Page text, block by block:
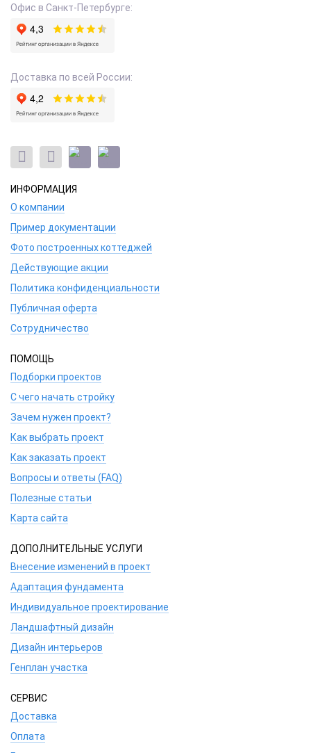
Офис в Санкт-Петербурге:
Доставка по всей России:
ИНФОРМАЦИЯ
О компании
Пример документации
Фото построенных коттеджей
Действующие акции
Политика конфиденциальности
Публичная оферта
Сотрудничество
ПОМОЩЬ
Подборки проектов
С чего начать стройку
Зачем нужен проект?
Как выбрать проект
Как заказать проект
Вопросы и ответы (FAQ)
Полезные статьи
Карта сайта
ДОПОЛНИТЕЛЬНЫЕ УСЛУГИ
Внесение изменений в проект
Адаптация фундамента
Индивидуальное проектирование
Ландшафтный дизайн
Дизайн интерьеров
Генплан участка
СЕРВИС
Доставка
Оплата